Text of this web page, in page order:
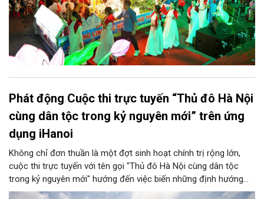
Phát động Cuộc thi trực tuyến “Thủ đô Hà Nội
cùng dân tộc trong kỷ nguyên mới” trên ứng
dụng iHanoi
Không chỉ đơn thuần là một đợt sinh hoạt chính trị rộng lớn,
cuộc thi trực tuyến với tên gọi "Thủ đô Hà Nội cùng dân tộc
trong kỷ nguyên mới" hướng đến việc biến những định hướng
chiến lược trong Nghị quyết số 02-NQ/TW của Bộ Chính trị